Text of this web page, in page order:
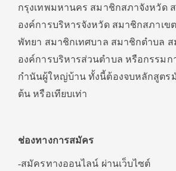
กรุงเทพมหานคร สมาชิกสภาจังหวัด
องค์การบริหารจังหวัด สมาชิกสภาเข
พัทยา สมาชิกเทศบาล สมาชิกตำบล
องค์การบริหารส่วนตำบล หรือกรรม
กำนันผู้ใหญ่บ้าน ทั้งนี้ต้องจบหลักสูตร
ต้น หรือเทียบเท่า
ช่องทางการสมัคร
-สมัครทางออนไลน์ ผ่านเว็บไซต์